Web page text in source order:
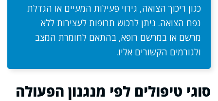
כגון ריכוך הצואה, גירוי פעילות המעיים או הגדלת
נפח הצואה. ניתן לרכוש תרופות לעצירות ללא
מרשם או במרשם רופא, בהתאם לחומרת המצב
ולגורמים הקשורים אליו.
סוגי טיפולים לפי מנגנון הפעולה